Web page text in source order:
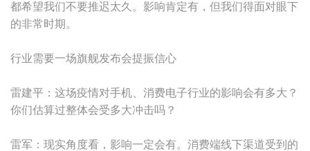
都希望我们不要推迟太久。影响肯定有，但我们得面对眼下
的非常时期。
行业需要一场旗舰发布会提振信心
雷建平：这场疫情对手机、消费电子行业的影响会有多大？
你们估算过整体会受多大冲击吗？
雷军：现实角度看，影响一定会有。消费端线下渠道受到的